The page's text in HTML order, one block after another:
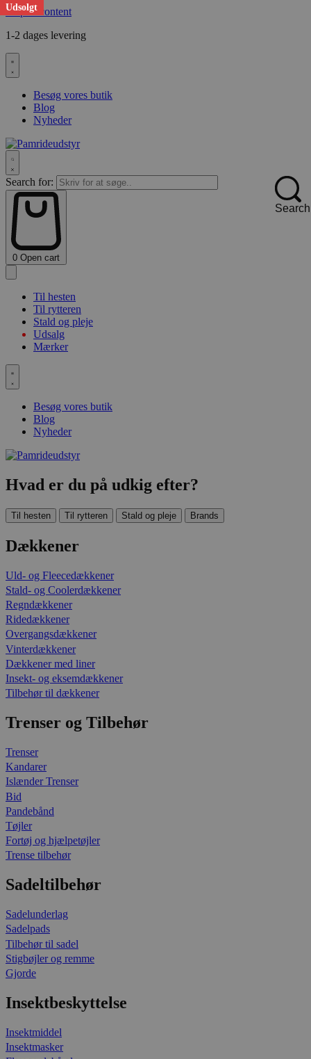
Skip to content
1-2 dages levering
Besøg vores butik
Blog
Nyheder
Search for:
Search
0 Open cart
Til hesten
Til rytteren
Stald og pleje
Udsalg
Mærker
Besøg vores butik
Blog
Nyheder
Hvad er du på udkig efter?
Til hesten Til rytteren Stald og pleje Brands
Dækkener
Uld- og Fleecedækkener
Stald- og Coolerdækkener
Regndækkener
Ridedækkener
Overgangsdækkener
Vinterdækkener
Dækkener med liner
Insekt- og eksemdækkener
Tilbehør til dækkener
Trenser og Tilbehør
Trenser
Kandarer
Islænder Trenser
Bid
Pandebånd
Tøjler
Fortøj og hjælpetøjler
Trense tilbehør
Sadeltilbehør
Sadelunderlag
Sadelpads
Tilbehør til sadel
Stigbøjler og remme
Gjorde
Insektbeskyttelse
Insektmiddel
Insektmasker
Udsolgt